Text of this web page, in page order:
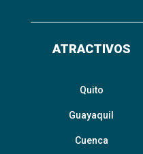
ATRACTIVOS
Quito
Guayaquil
Cuenca